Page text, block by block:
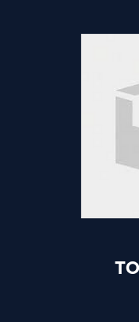
catering. È il
consumare il
stesso